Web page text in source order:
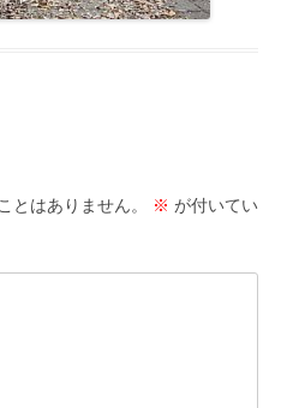
とはありません。 ※ が付いてい